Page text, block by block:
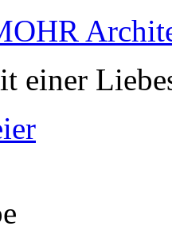
einer